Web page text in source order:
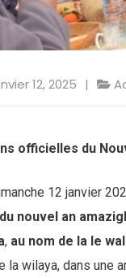
12, 2025
officielles du
12 janvier
nouvel an
, au nom de la le
la wilaya, dans une